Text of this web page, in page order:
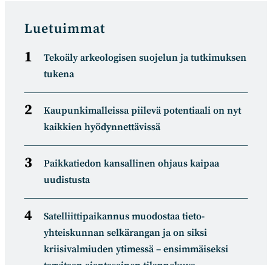
Luetuimmat
Tekoäly arkeologisen suojelun ja tutkimuksen
tukena
Kaupunkimalleissa piilevä potentiaali on nyt
kaikkien hyödynnettävissä
Paikkatiedon kansallinen ohjaus kaipaa
uudistusta
Satelliitti­paikannus muodostaa tieto­
yhteiskunnan selkä­rangan ja on siksi
kriisivalmiuden ytimessä – ensimmäiseksi